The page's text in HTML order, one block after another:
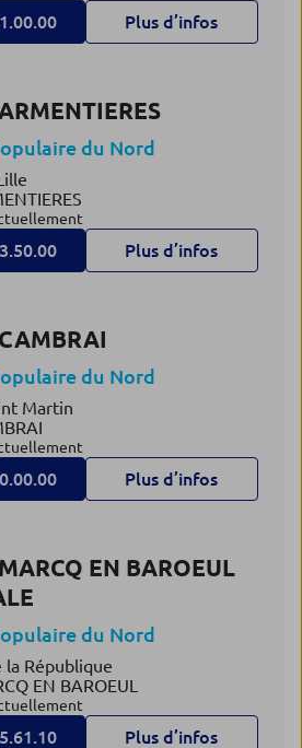
Plus d’infos
du Nord
Plus d’infos
du Nord
Martin
Plus d’infos
EN BAROEUL
du Nord
la République
EN BAROEUL
Plus d’infos